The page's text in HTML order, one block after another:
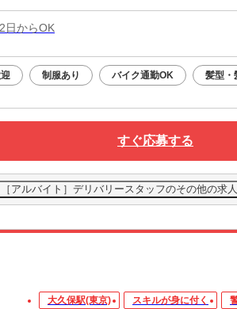
日からOK
制服あり バイク通勤OK 髪型・
すぐ応募する
アルバイト］デリバリースタッフのその他の求
大久保駅(東京) スキルが身に付く